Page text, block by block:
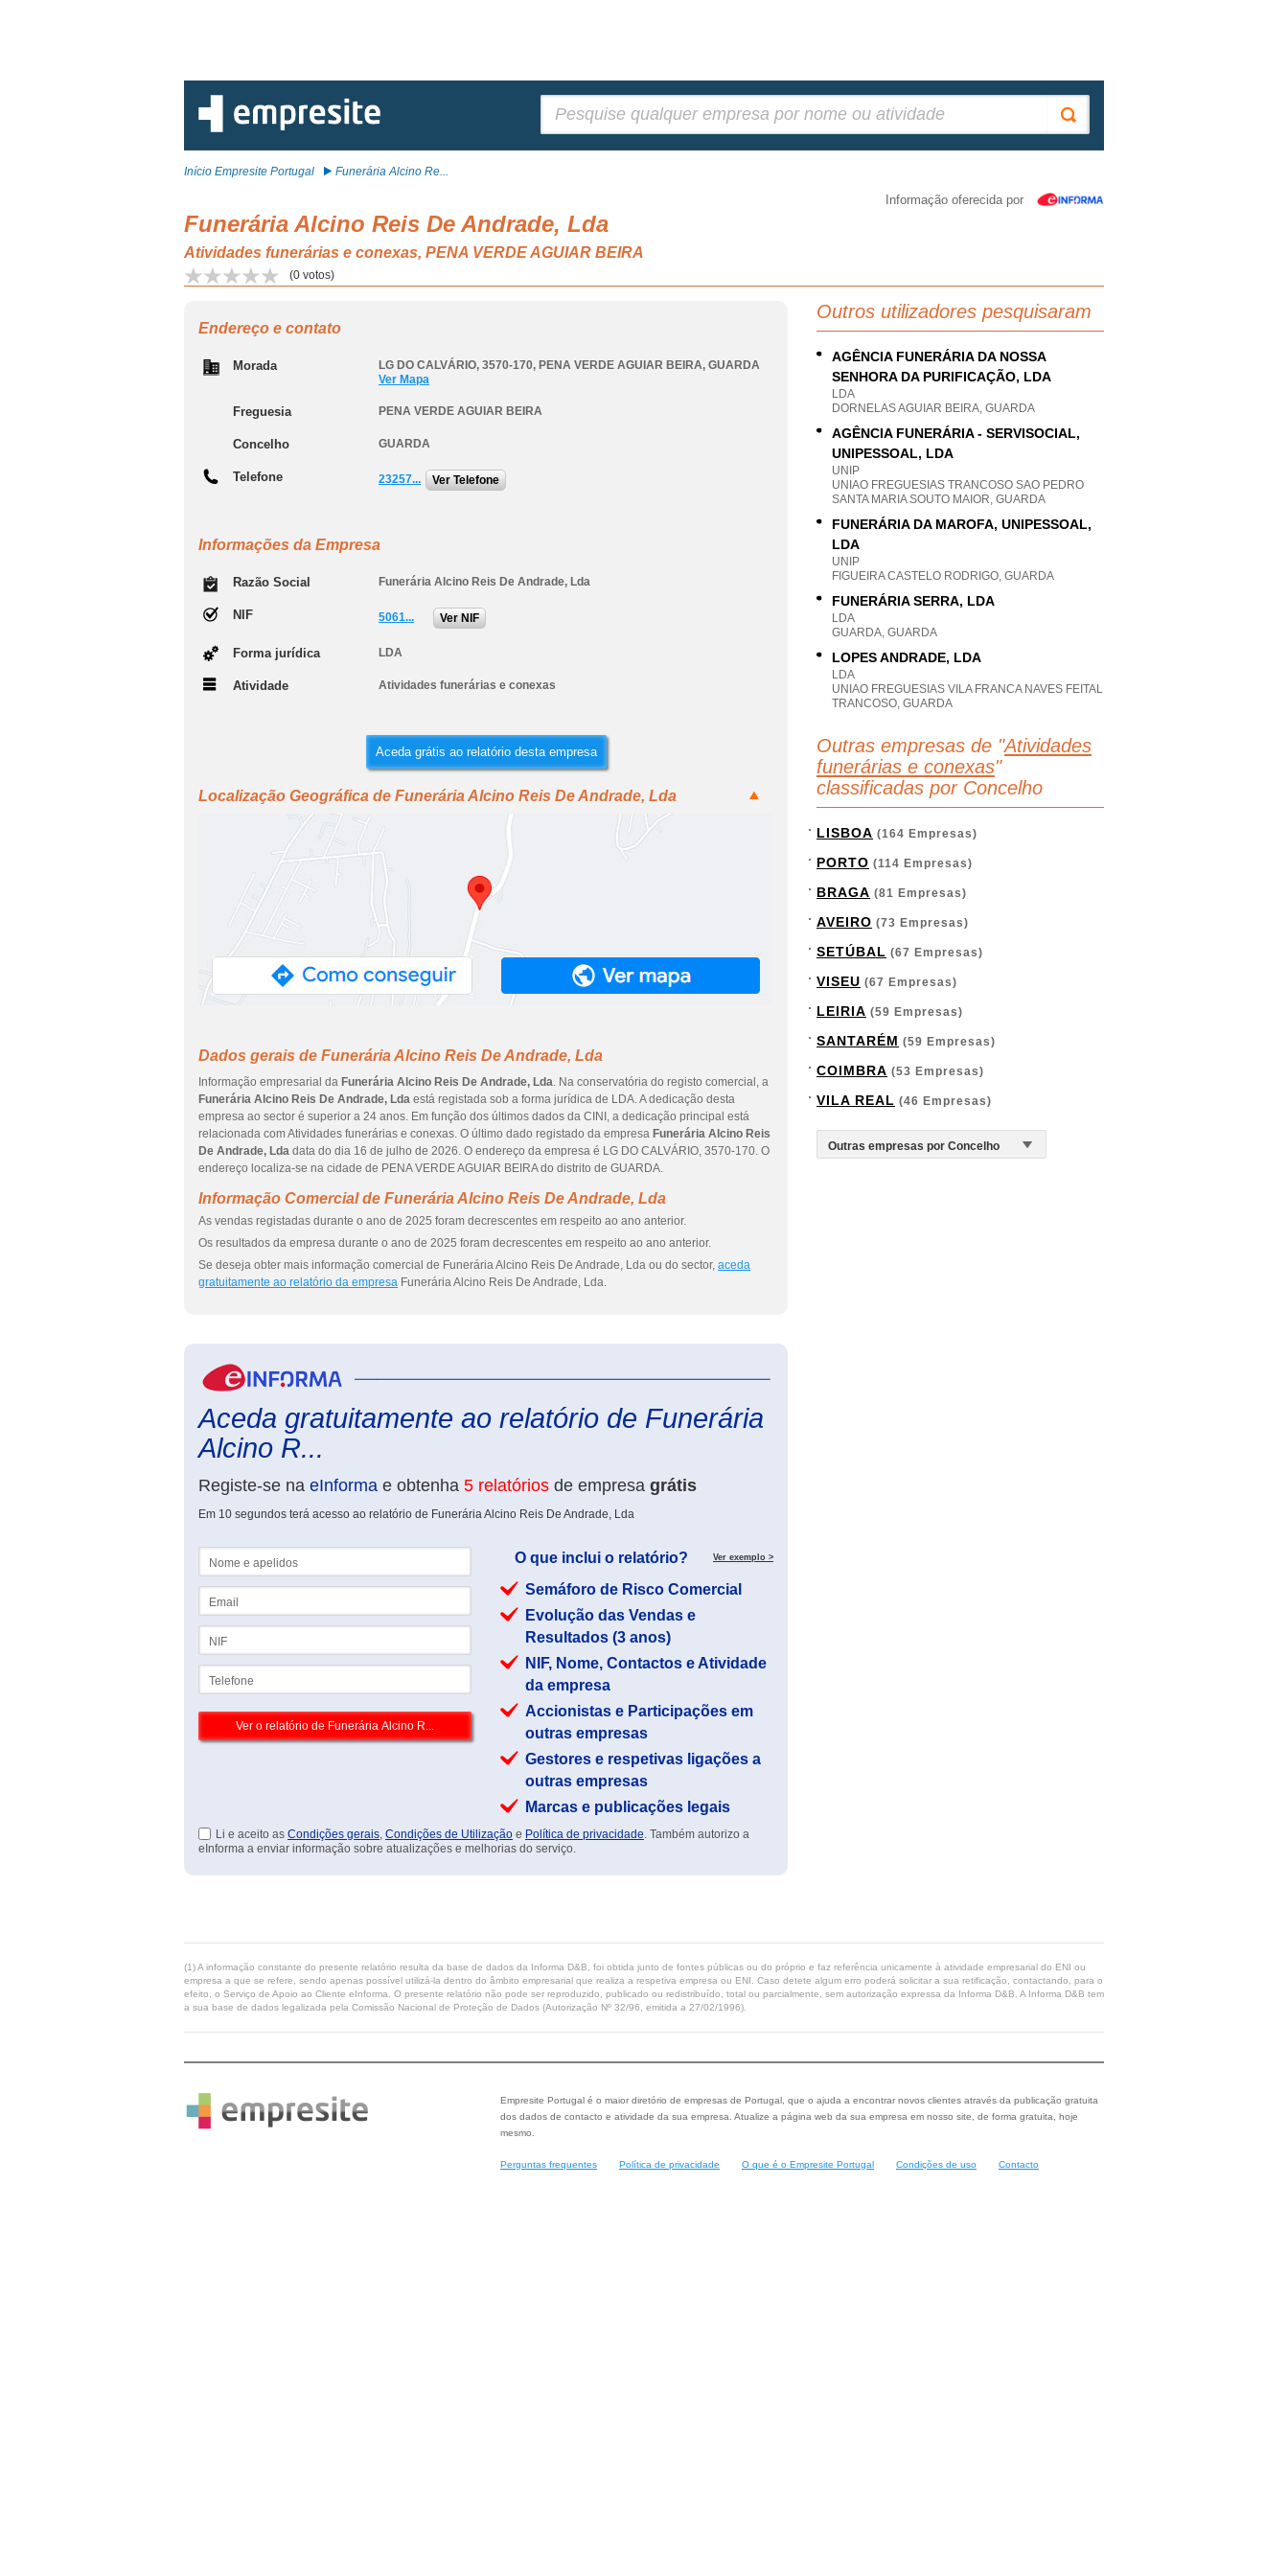
Início Empresite Portugal Funerária Alcino Re...
Informação oferecida por
Funerária Alcino Reis De Andrade, Lda
Atividades funerárias e conexas, PENA VERDE AGUIAR BEIRA
(0 votos)
Endereço e contato
Morada LG DO CALVÁRIO, 3570-170, PENA VERDE AGUIAR BEIRA, GUARDA
Ver Mapa
Freguesia PENA VERDE AGUIAR BEIRA
Concelho GUARDA
Telefone 23257... Ver Telefone
Informações da Empresa
Razão Social Funerária Alcino Reis De Andrade, Lda
NIF 5061... Ver NIF
Forma jurídica LDA
Atividade Atividades funerárias e conexas
Aceda grátis ao relatório desta empresa
Localização Geográfica de Funerária Alcino Reis De Andrade, Lda
Dados gerais de Funerária Alcino Reis De Andrade, Lda
Informação empresarial da Funerária Alcino Reis De Andrade, Lda. Na conservatória do registo comercial, a
Funerária Alcino Reis De Andrade, Lda está registada sob a forma jurídica de LDA. A dedicação desta
empresa ao sector é superior a 24 anos. Em função dos últimos dados da CINI, a dedicação principal está
relacionada com Atividades funerárias e conexas. O último dado registado da empresa Funerária Alcino Reis
De Andrade, Lda data do dia 16 de julho de 2026. O endereço da empresa é LG DO CALVÁRIO, 3570-170. O
endereço localiza-se na cidade de PENA VERDE AGUIAR BEIRA do distrito de GUARDA.
Informação Comercial de Funerária Alcino Reis De Andrade, Lda
As vendas registadas durante o ano de 2025 foram decrescentes em respeito ao ano anterior.
Os resultados da empresa durante o ano de 2025 foram decrescentes em respeito ao ano anterior.
Se deseja obter mais informação comercial de Funerária Alcino Reis De Andrade, Lda ou do sector, aceda
gratuitamente ao relatório da empresa Funerária Alcino Reis De Andrade, Lda.
Aceda gratuitamente ao relatório de Funerária
Alcino R...
Registe-se na eInforma e obtenha 5 relatórios de empresa grátis
Em 10 segundos terá acesso ao relatório de Funerária Alcino Reis De Andrade, Lda
O que inclui o relatório? Ver exemplo >
Semáforo de Risco Comercial
Evolução das Vendas e
Resultados (3 anos)
NIF, Nome, Contactos e Atividade
da empresa
Accionistas e Participações em
outras empresas
Gestores e respetivas ligações a
outras empresas
Marcas e publicações legais
Li e aceito as Condições gerais, Condições de Utilização e Política de privacidade. Também autorizo a
eInforma a enviar informação sobre atualizações e melhorias do serviço.
Outros utilizadores pesquisaram
AGÊNCIA FUNERÁRIA DA NOSSA
SENHORA DA PURIFICAÇÃO, LDA
LDA
DORNELAS AGUIAR BEIRA, GUARDA
AGÊNCIA FUNERÁRIA - SERVISOCIAL,
UNIPESSOAL, LDA
UNIP
UNIAO FREGUESIAS TRANCOSO SAO PEDRO
SANTA MARIA SOUTO MAIOR, GUARDA
FUNERÁRIA DA MAROFA, UNIPESSOAL,
LDA
UNIP
FIGUEIRA CASTELO RODRIGO, GUARDA
FUNERÁRIA SERRA, LDA
LDA
GUARDA, GUARDA
LOPES ANDRADE, LDA
LDA
UNIAO FREGUESIAS VILA FRANCA NAVES FEITAL
TRANCOSO, GUARDA
Outras empresas de "Atividades
funerárias e conexas"
classificadas por Concelho
LISBOA (164 Empresas)
PORTO (114 Empresas)
BRAGA (81 Empresas)
AVEIRO (73 Empresas)
SETÚBAL (67 Empresas)
VISEU (67 Empresas)
LEIRIA (59 Empresas)
SANTARÉM (59 Empresas)
COIMBRA (53 Empresas)
VILA REAL (46 Empresas)
(1) A informação constante do presente relatório resulta da base de dados da Informa D&B, foi obtida junto de fontes públicas ou do próprio e faz referência unicamente à atividade empresarial do ENI ou
empresa a que se refere, sendo apenas possível utilizá-la dentro do âmbito empresarial que realiza a respetiva empresa ou ENI. Caso detete algum erro poderá solicitar a sua retificação, contactando, para o
efeito, o Serviço de Apoio ao Cliente eInforma. O presente relatório não pode ser reproduzido, publicado ou redistribuído, total ou parcialmente, sem autorização expressa da Informa D&B. A Informa D&B tem
a sua base de dados legalizada pela Comissão Nacional de Proteção de Dados (Autorização Nº 32/96, emitida a 27/02/1996).
Empresite Portugal é o maior diretório de empresas de Portugal, que o ajuda a encontrar novos clientes através da publicação gratuita
dos dados de contacto e atividade da sua empresa. Atualize a página web da sua empresa em nosso site, de forma gratuita, hoje
mesmo.
Perguntas frequentes Política de privacidade O que é o Empresite Portugal Condições de uso Contacto